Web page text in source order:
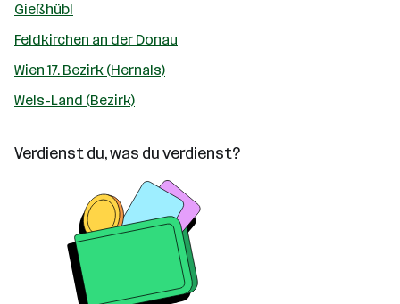
Gießhübl
Feldkirchen an der Donau
Wien 17. Bezirk (Hernals)
Wels-Land (Bezirk)
Verdienst du, was du verdienst?